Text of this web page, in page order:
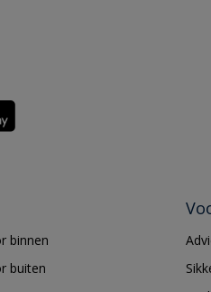
binnen
buiten